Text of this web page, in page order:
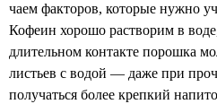
чаем факторов, которые нужно
Кофеин хорошо растворим в
длительном контакте порошка
листьев с водой — даже при
получаться более крепкий